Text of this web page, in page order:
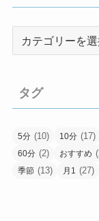
の
類
タグ
5分 (10) 10分 (17)
60分 (2) おすすめ
季節 (13) 月1 (27)